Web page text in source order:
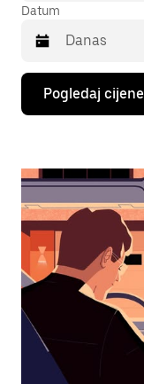
Datum
Pritisni
tipku
sa
za
s
kalendarom
odaberi
datum.
Pritisni
tipku
escape
zatvaranje
kalendara.
Pogledaj cijene